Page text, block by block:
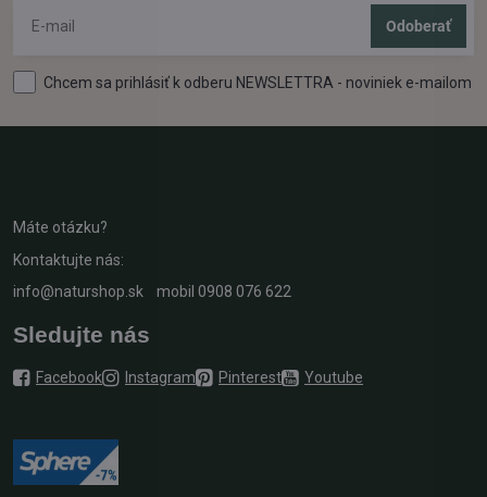
Odoberať
Chcem sa prihlásiť k odberu NEWSLETTRA - noviniek e-mailom
Máte otázku?
Kontaktujte nás:
info@naturshop.sk mobil 0908 076 622
Sledujte nás
Facebook Instagram Pinterest Youtube